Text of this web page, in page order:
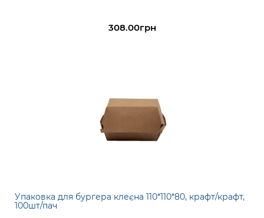
308.00грн
Упаковка для бургера клеєна 110*110*80, крафт/крафт,
100шт/пач